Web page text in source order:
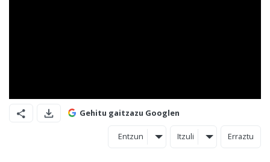
Gehitu gaitzazu Googlen
Entzun Itzuli Erraztu